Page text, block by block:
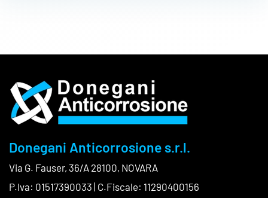
Donegani Anticorrosione s.r.l.
Via G. Fauser, 36/A 28100, NOVARA
P.Iva: 01517390033 | C.Fiscale: 11290400156